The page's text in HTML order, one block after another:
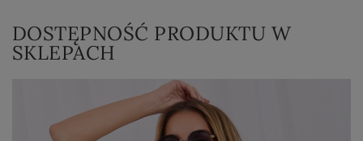
DOSTĘPNOŚĆ PRODUKTU W
SKLEPACH